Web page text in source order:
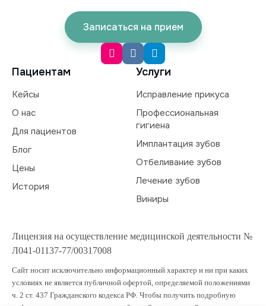
Записаться на прием
Пациентам
Кейсы
О нас
Для пациентов
Блог
Цены
История
Услуги
Исправление прикуса
Профессиональная
гигиена
Имплантация зубов
Отбеливание зубов
Лечение зубов
Виниры
Лицензия на осуществление медицинской деятельности №
Л041-01137-77/00317008
Сайт носит исключительно информационный характер и ни при каких
условиях не является публичной офертой, определяемой положениями
ч. 2 ст. 437 Гражданского кодекса РФ. Чтобы получить подробную